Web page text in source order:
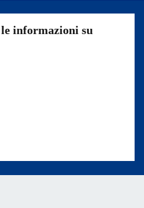
informazioni su